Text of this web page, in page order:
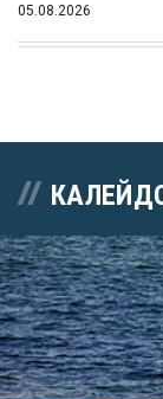
05.08.2026